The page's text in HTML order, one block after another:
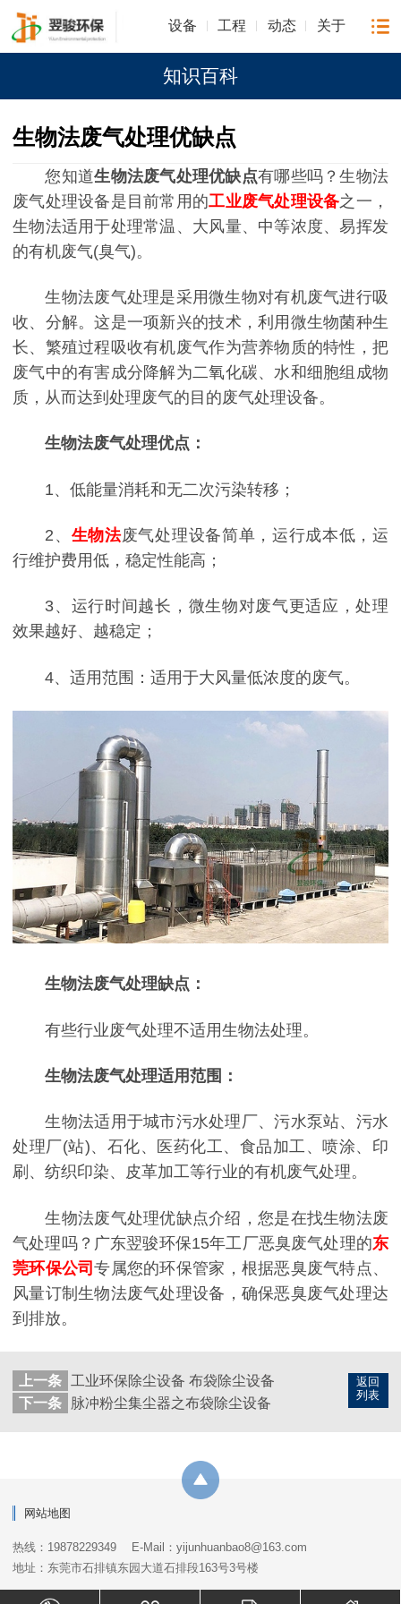
设备 工程 动态 关于
知识百科
生物法废气处理优缺点
您知道生物法废气处理优缺点有哪些吗？生物法
废气处理设备是目前常用的工业废气处理设备之一，
生物法适用于处理常温、大风量、中等浓度、易挥发
的有机废气(臭气)。
生物法废气处理是采用微生物对有机废气进行吸
收、分解。这是一项新兴的技术，利用微生物菌种生
长、繁殖过程吸收有机废气作为营养物质的特性，把
废气中的有害成分降解为二氧化碳、水和细胞组成物
质，从而达到处理废气的目的废气处理设备。
生物法废气处理优点：
1、低能量消耗和无二次污染转移；
2、 生物法废气处理设备简单，运行成本低，运
行维护费用低，稳定性能高；
3、运行时间越长，微生物对废气更适应，处理
效果越好、越稳定；
4、适用范围：适用于大风量低浓度的废气。
生物法废气处理缺点：
有些行业废气处理不适用生物法处理。
生物法废气处理适用范围：
生物法适用于城市污水处理厂、污水泵站、污水
处理厂(站)、石化、医药化工、食品加工、喷涂、印
刷、纺织印染、皮革加工等行业的有机废气处理。
生物法废气处理优缺点介绍，您是在找生物法废
气处理吗？广东翌骏环保15年工厂恶臭废气处理的东
莞环保公司专属您的环保管家，根据恶臭废气特点、
风量订制生物法废气处理设备，确保恶臭废气处理达
到排放。
返回
列表
上一条
工业环保除尘设备 布袋除尘设备
下一条
脉冲粉尘集尘器之布袋除尘设备
网站地图
热线：19878229349
E-Mail：yijunhuanbao8@163.com
地址：东莞市石排镇东园大道石排段163号3号楼